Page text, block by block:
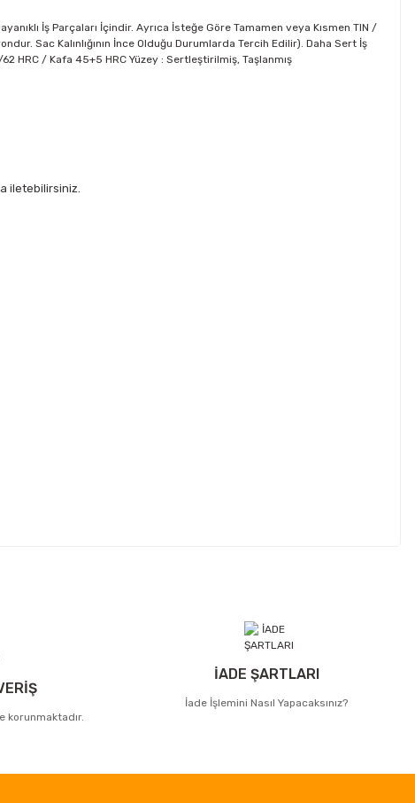
İş Parçaları İçindir. Ayrıca İsteğe Göre Tamamen veya Kısmen TIN /
Sac Kalınlığının İnce Olduğu Durumlarda Tercih Edilir). Daha Sert İş
HRC / Kafa 45+5 HRC Yüzey : Sertleştirilmiş, Taşlanmış
iletebilirsiniz.
korunmaktadır.
İADE ŞARTLARI
İade İşlemini Nasıl Yapacaksınız?